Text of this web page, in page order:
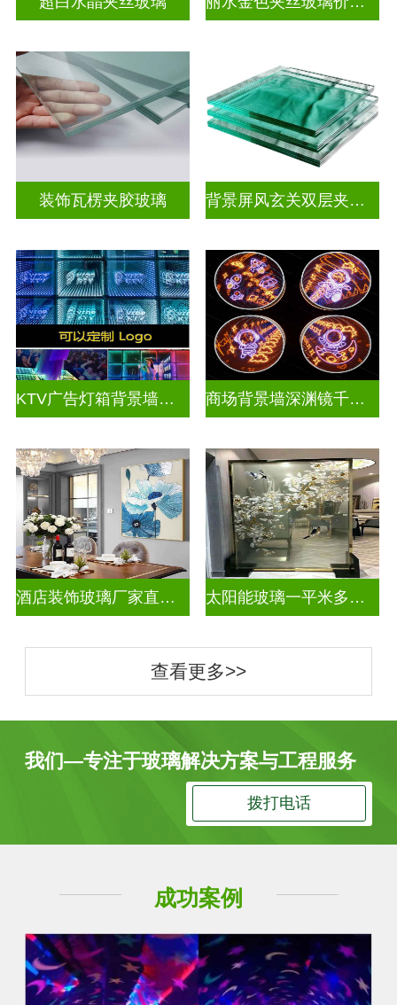
装饰瓦楞夹胶玻璃 背景屏风玄关双层夹娟玻璃
KTV广告灯箱背景墙定制做千层镜 商场背景墙深渊镜千层镜
酒店装饰玻璃厂家直销批发 太阳能玻璃一平米多少钱
查看更多>>
我们—专注于玻璃解决方案与工程服务
拨打电话
成功案例